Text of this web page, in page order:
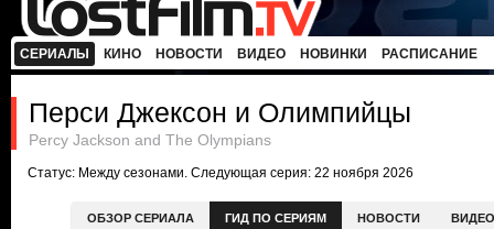
СЕРИАЛЫ КИНО НОВОСТИ ВИДЕО НОВИНКИ РАСПИСАНИЕ
Перси Джексон и Олимпийцы
Percy Jackson and The Olympians
Статус: Между сезонами. Следующая серия: 22 ноября 2026
ОБЗОР СЕРИАЛА ГИД ПО СЕРИЯМ НОВОСТИ ВИДЕО